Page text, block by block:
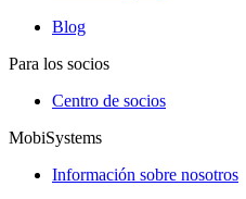
Blog
Para los socios
Centro de socios
MobiSystems
Información sobre nosotros